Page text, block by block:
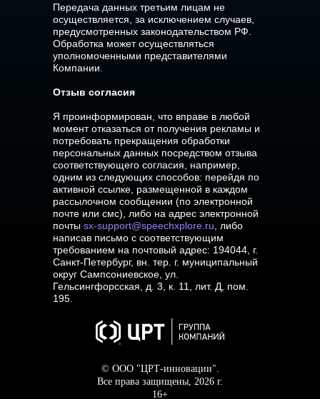
Передача данных третьим лицам не
осуществляется, за исключением случаев,
предусмотренных законодательством РФ.
Обработка может осуществляться
уполномоченными представителями
Компании.
Отзыв согласия
Я проинформирован, что вправе в любой
момент отказаться от получения рекламы и
потребовать прекращения обработки
персональных данных посредством отзыва
соответствующего согласия, например,
одним из следующих способов: перейдя по
активной ссылке, размещенной в каждом
рассылочном сообщении (по электронной
почте или смс), либо на адрес электронной
почты sx-support@speechxplore.ru , либо
написав письмо с соответствующим
требованием на почтовый адрес: 194044, г.
Санкт-Петербург, вн. тер. г. муниципальный
округ Cампсониевское, ул.
Гельсингфорсская, д. 3, к. 11, лит. Д, пом.
195.
© ООО "ЦРТ-инновации".
Все права защищены, 2026 г.
16+